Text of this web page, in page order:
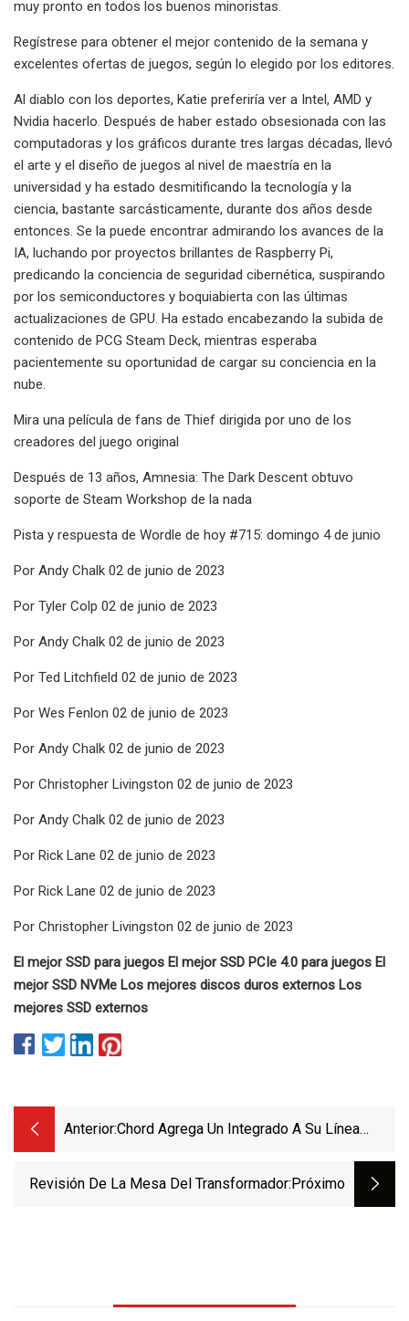
muy pronto en todos los buenos minoristas.
Regístrese para obtener el mejor contenido de la semana y
excelentes ofertas de juegos, según lo elegido por los editores.
Al diablo con los deportes, Katie preferiría ver a Intel, AMD y
Nvidia hacerlo. Después de haber estado obsesionada con las
computadoras y los gráficos durante tres largas décadas, llevó
el arte y el diseño de juegos al nivel de maestría en la
universidad y ha estado desmitificando la tecnología y la
ciencia, bastante sarcásticamente, durante dos años desde
entonces. Se la puede encontrar admirando los avances de la
IA, luchando por proyectos brillantes de Raspberry Pi,
predicando la conciencia de seguridad cibernética, suspirando
por los semiconductores y boquiabierta con las últimas
actualizaciones de GPU. Ha estado encabezando la subida de
contenido de PCG Steam Deck, mientras esperaba
pacientemente su oportunidad de cargar su conciencia en la
nube.
Mira una película de fans de Thief dirigida por uno de los
creadores del juego original
Después de 13 años, Amnesia: The Dark Descent obtuvo
soporte de Steam Workshop de la nada
Pista y respuesta de Wordle de hoy #715: domingo 4 de junio
Por Andy Chalk 02 de junio de 2023
Por Tyler Colp 02 de junio de 2023
Por Andy Chalk 02 de junio de 2023
Por Ted Litchfield 02 de junio de 2023
Por Wes Fenlon 02 de junio de 2023
Por Andy Chalk 02 de junio de 2023
Por Christopher Livingston 02 de junio de 2023
Por Andy Chalk 02 de junio de 2023
Por Rick Lane 02 de junio de 2023
Por Rick Lane 02 de junio de 2023
Por Christopher Livingston 02 de junio de 2023
El mejor SSD para juegos El mejor SSD PCIe 4.0 para juegos El
mejor SSD NVMe Los mejores discos duros externos Los
mejores SSD externos
Anterior:Chord Agrega Un Integrado A Su Línea
Revisión De La Mesa Del Transformador:próximo